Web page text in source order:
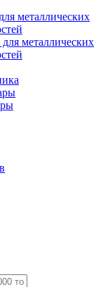
металлических
металлических